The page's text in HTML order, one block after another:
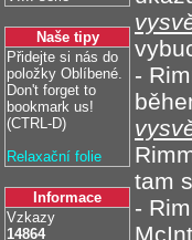
Naše tipy
Přidejte si nás do
položky Oblíbené.
Don't forget to
bookmark us!
(CTRL-D)
Relaxační folie
Informace
Vzkazy
14864
-
tam
-